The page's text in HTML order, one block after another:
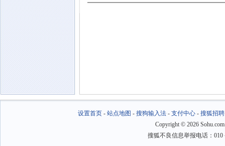
设置首页- 站点地图 - 搜狗输入法- 支付中心- 搜狐招聘
Copyright © 2026
搜狐不良信息举报电话：010